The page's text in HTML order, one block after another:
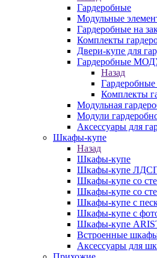
Гардеробные
Модульные
Гардеробные на
Комплекты
Двери-купе для
Гардеробные
Назад
Комплекты
Модульная
Модули
Аксессуары для
Шкафы-купе
Назад
Шкафы-купе
Шкафы-купе
Шкафы-купе со
Шкафы-купе со
Шкафы-купе с
Шкафы-купе с
Шкафы-купе
Встроенные
Аксессуары для